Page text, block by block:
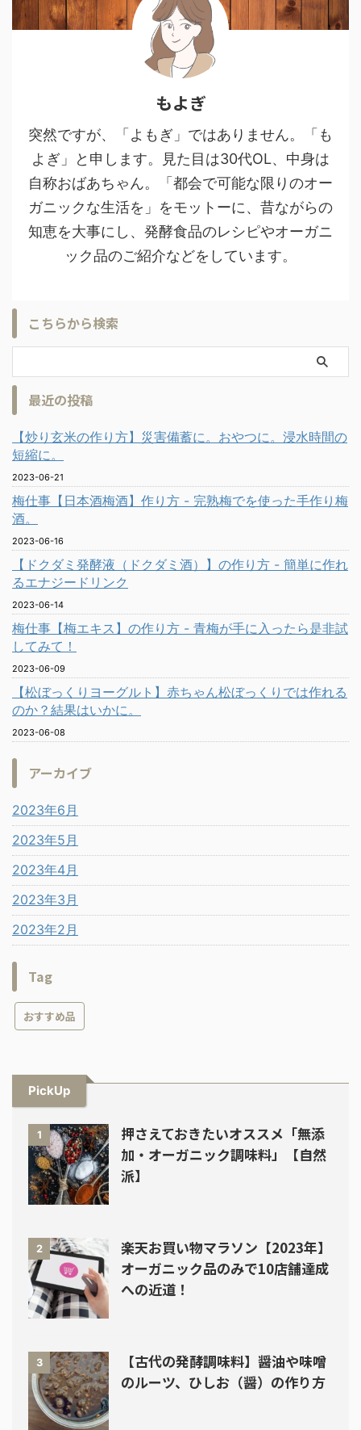
もよぎ
突然ですが、「よもぎ」ではありません。「も
よぎ」と申します。見た目は30代OL、中身は
自称おばあちゃん。「都会で可能な限りのオー
ガニックな生活を」をモットーに、昔ながらの
知恵を大事にし、発酵食品のレシピやオーガニ
ック品のご紹介などをしています。
こちらから検索
最近の投稿
【炒り玄米の作り方】災害備蓄に。おやつに。浸水時間の
短縮に。
2023-06-21
梅仕事【日本酒梅酒】作り方 - 完熟梅でを使った手作り梅
酒。
2023-06-16
【ドクダミ発酵液（ドクダミ酒）】の作り方 - 簡単に作れ
るエナジードリンク
2023-06-14
梅仕事【梅エキス】の作り方 - 青梅が手に入ったら是非試
してみて！
2023-06-09
【松ぼっくりヨーグルト】赤ちゃん松ぼっくりでは作れる
のか？結果はいかに。
2023-06-08
アーカイブ
2023年6月
2023年5月
2023年4月
2023年3月
2023年2月
Tag
おすすめ品
PickUp
1
押さえておきたいオススメ「無添
加・オーガニック調味料」【自然
派】
2
楽天お買い物マラソン【2023年】
オーガニック品のみで10店舗達成
への近道！
3
【古代の発酵調味料】醤油や味噌
のルーツ、ひしお（醤）の作り方